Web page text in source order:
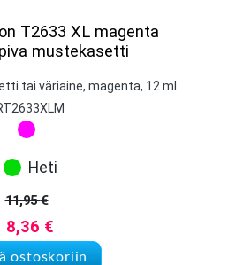
T2633 XL magenta
mustekasetti
tai väriaine, magenta, 12 ml
Heti
11,95€
Alkuperäinen hinta oli: 11,95
8,36 €
Nykyinen hinta on: 8,36 €.
ostoskoriin